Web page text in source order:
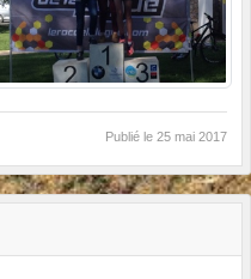
Publié le 25 mai 2017